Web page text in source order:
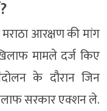
आरक्षण की मांग
मामले दर्ज किए
के दौरान जिन
सरकार एक्शन ले.